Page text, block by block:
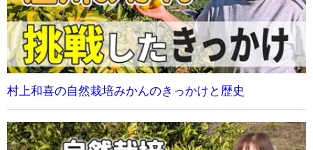
村上和喜の自然栽培みかんのきっかけと歴史